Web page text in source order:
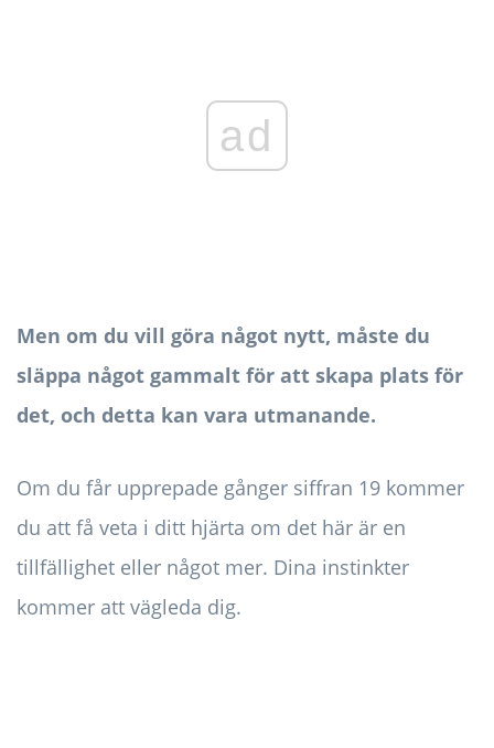
ad
Men om du vill göra något nytt, måste du
släppa något gammalt för att skapa plats för
det, och detta kan vara utmanande.
Om du får upprepade gånger siffran 19 kommer
du att få veta i ditt hjärta om det här är en
tillfällighet eller något mer. Dina instinkter
kommer att vägleda dig.